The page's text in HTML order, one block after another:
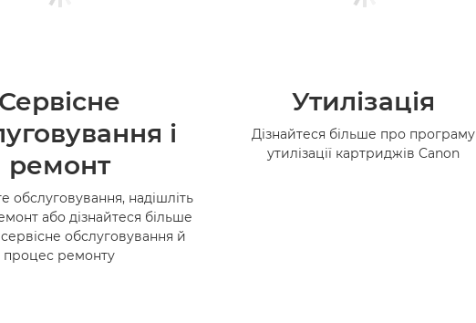
Сервісне
і
ремонт
обслуговування, надішліть
або дізнайтеся більше
обслуговування й
процес ремонту
Утилізація
Дізнайтеся більше про програму
утилізації картриджів Canon